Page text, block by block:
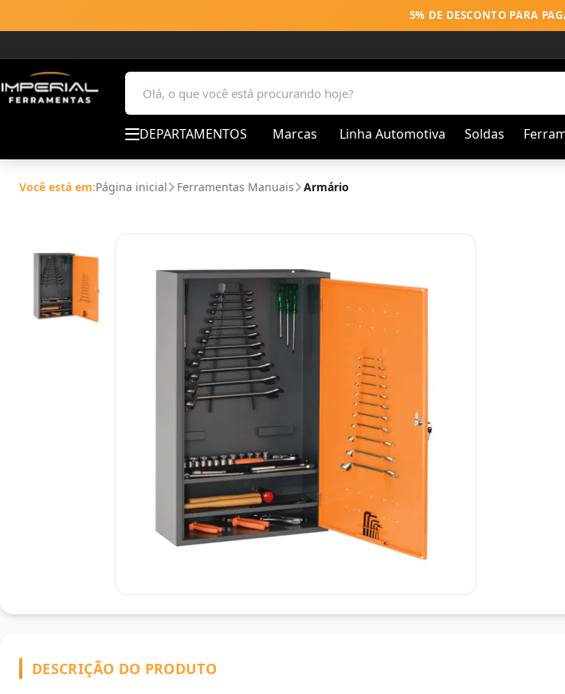
5% DE DESCONTO PARA
DEPARTAMENTOS Marcas Linha Automotiva Soldas
Você está em:Página inicial Ferramentas Manuais Armário
DESCRIÇÃO DO PRODUTO